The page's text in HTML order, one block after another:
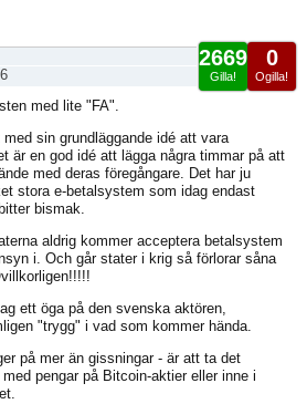
0
Ogilla!
2669
Gilla!
med lite "FA".
sin grundläggande idé att vara
är en god idé att lägga några timmar på att
med deras föregångare. Det har ju
stora e-betalsystem som idag endast
bismak.
aldrig kommer acceptera betalsystem
i. Och går stater i krig så förlorar såna
ett öga på den svenska aktören,
"trygg" i vad som kommer hända.
på mer än gissningar - är att ta det
pengar på Bitcoin-aktier eller inne i